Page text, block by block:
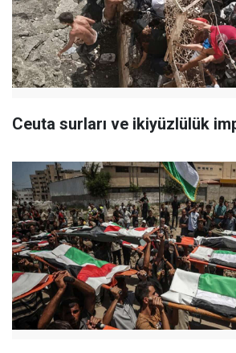
Ceuta surları ve ikiyüzlülük